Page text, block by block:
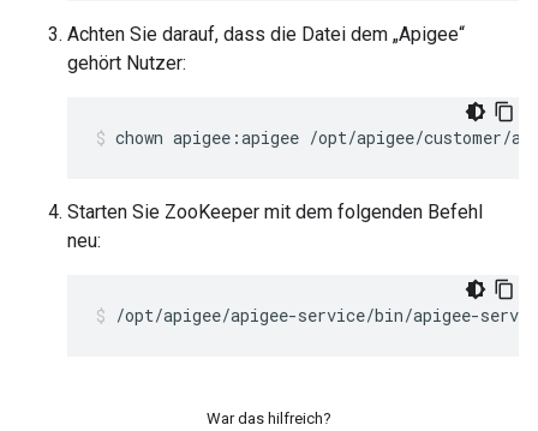
Achten Sie darauf, dass die Datei dem „Apigee“
gehört Nutzer:
chown apigee:apigee /opt/apigee/customer/
Starten Sie ZooKeeper mit dem folgenden Befehl
neu:
/opt/apigee/apigee-service/bin/apigee-
War das hilfreich?